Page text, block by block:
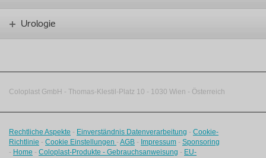
Urologie
Coloplast GmbH - Thomas-Klestil-Platz 10 - 1030 Wien - Österreich
Rechtliche Aspekte - Einverständnis Datenverarbeitung - Cookie-
Richtlinie - Cookie Einstellungen - AGB - Impressum - Sponsoring
- Home - Coloplast-Produkte - Gebrauchsanweisung - EU-